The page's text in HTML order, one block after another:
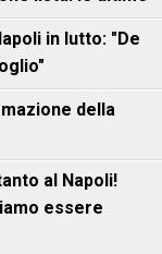
in lutto: "De
della
al Napoli!
essere